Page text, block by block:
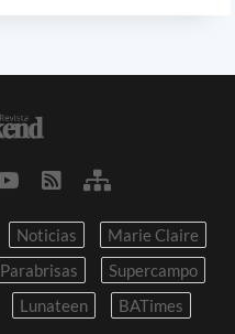
Noticias
Marie Claire
Parabrisas
Supercampo
Lunateen BATimes